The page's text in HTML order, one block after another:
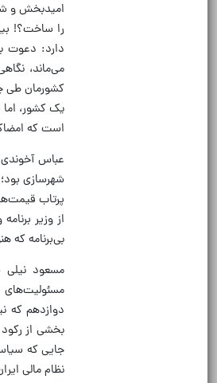
امیدبخش و
را ساخت؟!
دارد: دعوت
می‌ماند،
کشورمان طی
یک کشور،
است که
شهرسازی
پرتاب
بی‌برنامه که
مسعود نیلی
دوازدهم که
بخشی از رکود
جایی که
نظام مالی